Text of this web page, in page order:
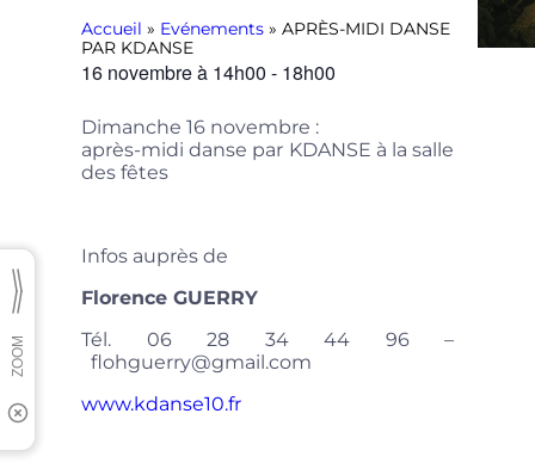
Accueil » Evénements » APRÈS-MIDI DANSE
PAR KDANSE
16 novembreà 14h00 - 18h00
Dimanche 16 novembre :
après-midi danse par KDANSE à la salle
des fêtes
Infos auprès de
Florence GUERRY
Tél. 06 28 34 44 96 –
flohguerry@gmail.com
www.kdanse10.fr